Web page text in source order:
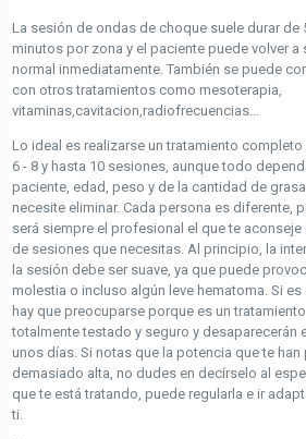
La sesión de ondas de choque suele durar de
minutos por zona y el paciente puede volver a
normal inmediatamente. También se puede
con otros tratamientos como mesoterapia,
vitaminas,cavitacion,radiofrecuencias…
Lo ideal es realizarse un tratamiento completo
6 - 8 y hasta 10 sesiones, aunque todo
paciente, edad, peso y de la cantidad de
necesite eliminar. Cada persona es diferente,
será siempre el profesional el que te aconseje
de sesiones que necesitas. Al principio, la
la sesión debe ser suave, ya que puede
molestia o incluso algún leve hematoma. Si es
hay que preocuparse porque es un tratamiento
totalmente testado y seguro y desaparecerán
unos días. Si notas que la potencia que te han
demasiado alta, no dudes en decírselo al
que te está tratando, puede regularla e ir
ti.